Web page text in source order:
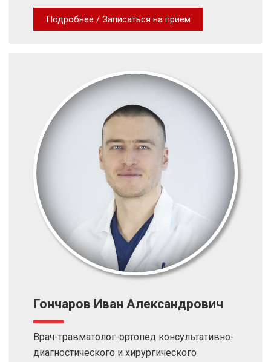
Подробнее / Записаться на прием
Гончаров Иван Александрович
Врач-травматолог-ортопед консультативно-
диагностического и хирургического